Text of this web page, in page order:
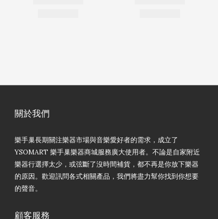
關於我們
樂手巢長期關注樂器市場與音樂愛好者的需求，成立了
YSOMART 樂手巢樂器商城服務廣大使用者。不論是自家附近
樂器行選擇太少，或弦斷了沒時間補貨，都不再是你放下樂器
的原因。歡迎訊問各式相關產品，我們將盡力幫你找到你想要
的聲音。
顧客服務